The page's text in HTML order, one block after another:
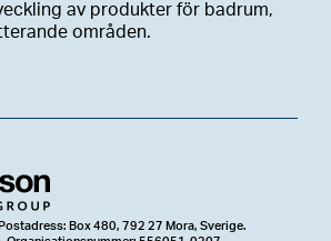
av produkter för badrum,
områden.
Box 480, 792 27 Mora, Sverige.